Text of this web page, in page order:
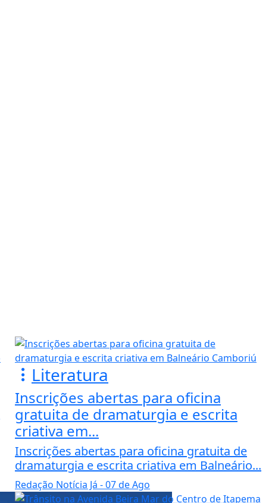
Literatura
Inscrições abertas para oficina
gratuita de dramaturgia e escrita
criativa em...
Inscrições abertas para oficina gratuita de
dramaturgia e escrita criativa em Balneário...
Redação Notícia Já - 07 de Ago